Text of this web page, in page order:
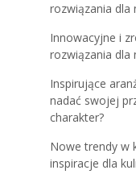
rozwiązania dla
Innowacyjne i
rozwiązania dla
Inspirujące
nadać swojej
charakter?
Nowe trendy w
inspiracje dla